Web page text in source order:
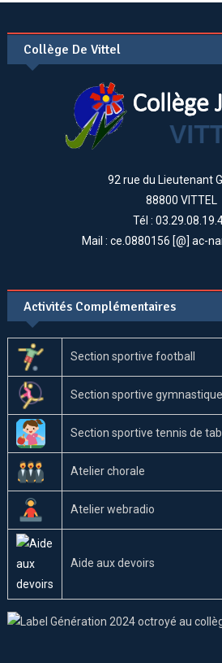
Collège De Vittel
92 rue du Lieutenant
88800 VITTEL
Tél :
Mail : ce.0880156 [@] ac-
Activités Complémentaires
Section sportive football
Section sportive gymnastique
Section sportive tennis de
Atelier chorale
Atelier webradio
Aide aux devoirs